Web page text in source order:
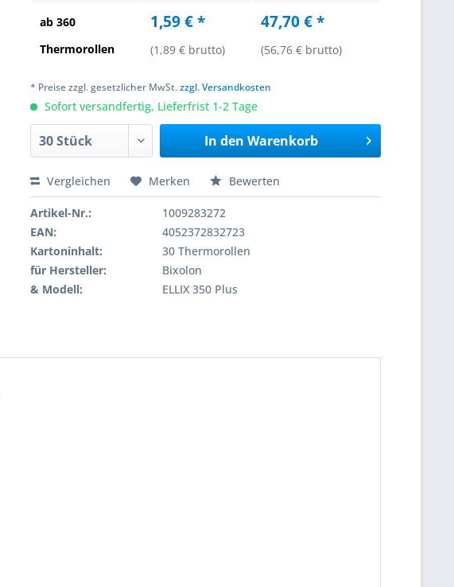
ab 360
Thermorollen
1,59 € *
(1,89 € brutto)
47,70 € *
(56,76 € brutto)
* Preise zzgl. gesetzlicher MwSt.zzgl. Versandkosten
Sofort versandfertig, Lieferfrist 1-2 Tage
In den Warenkorb
Vergleichen Merken Bewerten
Artikel-Nr.:
1009283272
EAN:
4052372832723
Kartoninhalt:
30 Thermorollen
für Hersteller:
Bixolon
& Modell:
ELLIX 350 Plus